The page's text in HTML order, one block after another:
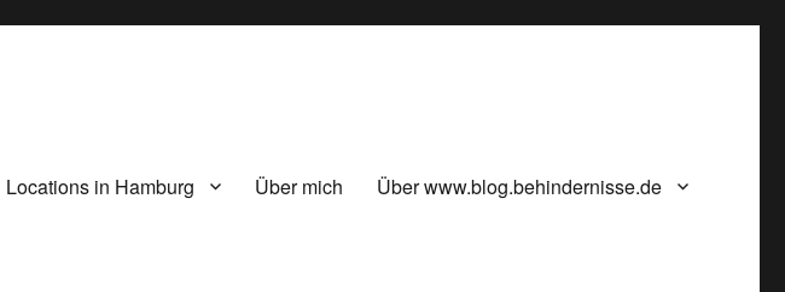
Locations in Hamburg Über mich Über www.blog.behindernisse.de